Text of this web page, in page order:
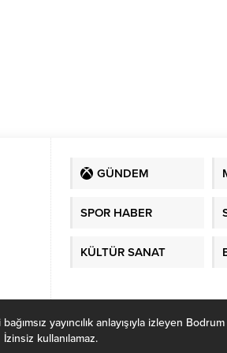
GÜNDEM
SPOR HABER
KÜLTÜR SANAT
yayıncılık anlayışıyla izleyen Bodrum
İzinsiz kullanılamaz.